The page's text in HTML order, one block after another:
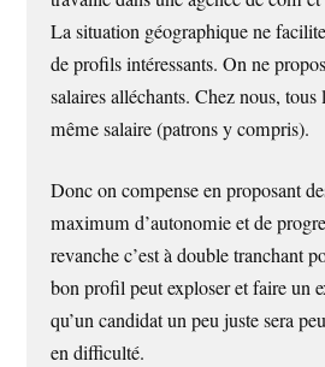
La situation géographique ne
de profils intéressants. On ne
salaires alléchants. Chez nous, tous
même salaire (patrons y compris).
Donc on compense en proposant
maximum d’autonomie et de
revanche c’est à double tranchant
bon profil peut exploser et faire un
qu’un candidat un peu juste sera
en difficulté.